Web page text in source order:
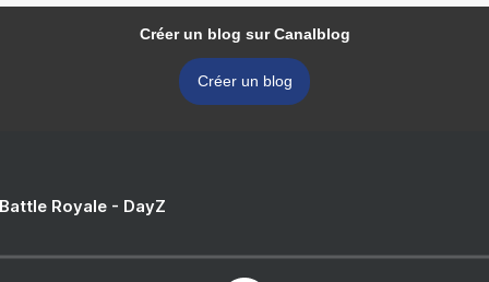
Créer un blog sur Canalblog
Créer un blog
Royale - DayZ